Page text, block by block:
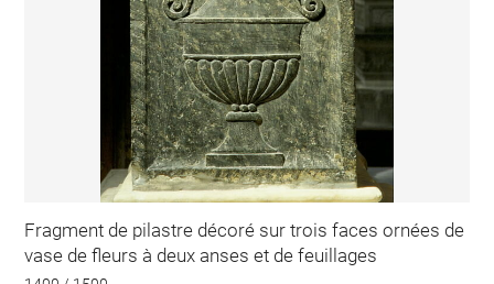
Fragment de pilastre décoré sur trois faces ornées de
vase de fleurs à deux anses et de feuillages